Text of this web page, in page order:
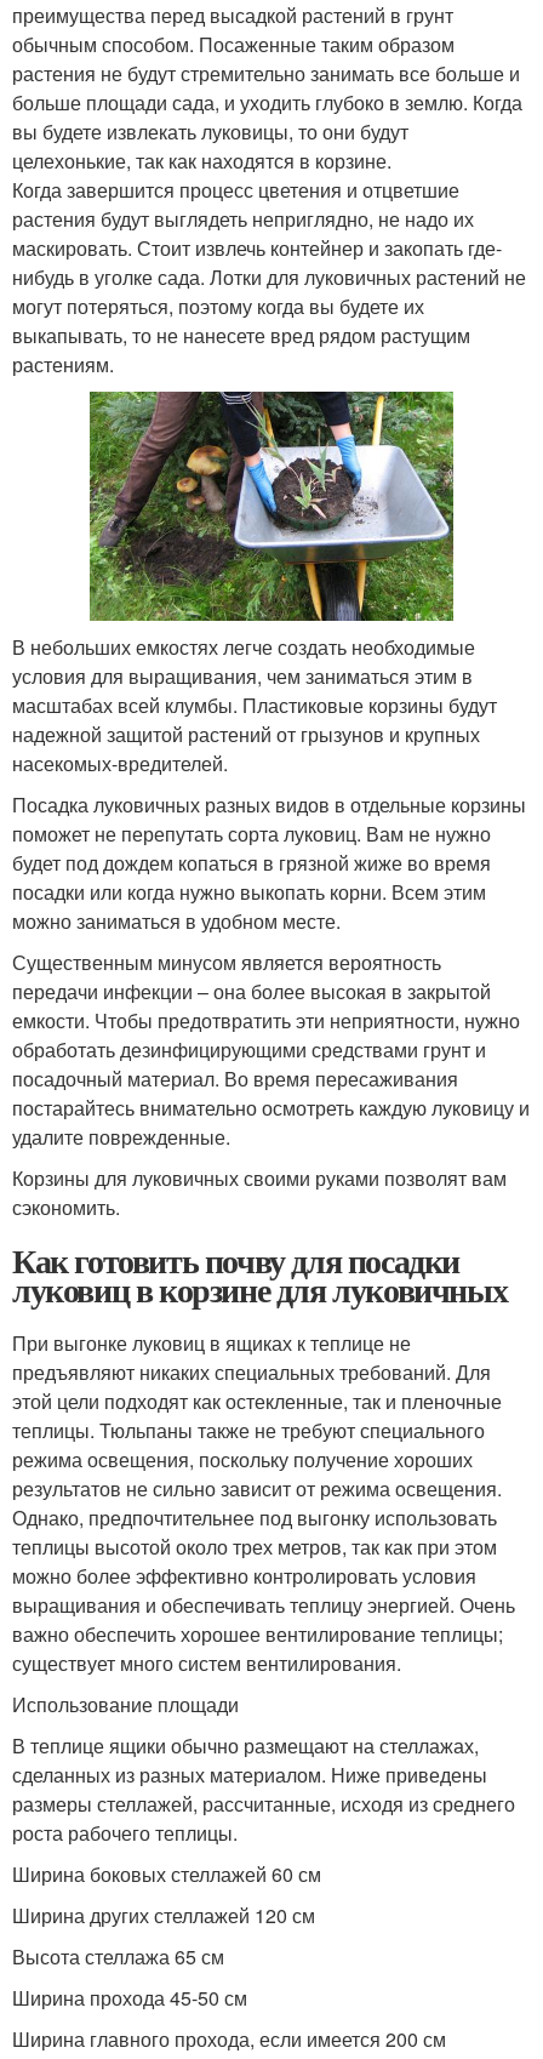
преимущества перед высадкой растений в грунт
обычным способом. Посаженные таким образом
растения не будут стремительно занимать все больше и
больше площади сада, и уходить глубоко в землю. Когда
вы будете извлекать луковицы, то они будут
целехонькие, так как находятся в корзине.
Когда завершится процесс цветения и отцветшие
растения будут выглядеть неприглядно, не надо их
маскировать. Стоит извлечь контейнер и закопать где-
нибудь в уголке сада. Лотки для луковичных растений не
могут потеряться, поэтому когда вы будете их
выкапывать, то не нанесете вред рядом растущим
растениям.
В небольших емкостях легче создать необходимые
условия для выращивания, чем заниматься этим в
масштабах всей клумбы. Пластиковые корзины будут
надежной защитой растений от грызунов и крупных
насекомых-вредителей.
Посадка луковичных разных видов в отдельные корзины
поможет не перепутать сорта луковиц. Вам не нужно
будет под дождем копаться в грязной жиже во время
посадки или когда нужно выкопать корни. Всем этим
можно заниматься в удобном месте.
Существенным минусом является вероятность
передачи инфекции – она более высокая в закрытой
емкости. Чтобы предотвратить эти неприятности, нужно
обработать дезинфицирующими средствами грунт и
посадочный материал. Во время пересаживания
постарайтесь внимательно осмотреть каждую луковицу и
удалите поврежденные.
Корзины для луковичных своими руками позволят вам
сэкономить.
Как готовить почву для посадки
луковиц в корзине для луковичных
При выгонке луковиц в ящиках к теплице не
предъявляют никаких специальных требований. Для
этой цели подходят как остекленные, так и пленочные
теплицы. Тюльпаны также не требуют специального
режима освещения, поскольку получение хороших
результатов не сильно зависит от режима освещения.
Однако, предпочтительнее под выгонку использовать
теплицы высотой около трех метров, так как при этом
можно более эффективно контролировать условия
выращивания и обеспечивать теплицу энергией. Очень
важно обеспечить хорошее вентилирование теплицы;
существует много систем вентилирования.
Использование площади
В теплице ящики обычно размещают на стеллажах,
сделанных из разных материалом. Ниже приведены
размеры стеллажей, рассчитанные, исходя из среднего
роста рабочего теплицы.
Ширина боковых стеллажей 60 см
Ширина других стеллажей 120 см
Высота стеллажа 65 см
Ширина прохода 45-50 см
Ширина главного прохода, если имеется 200 см